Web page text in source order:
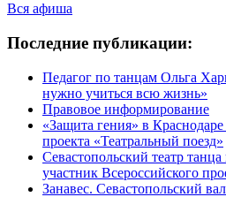
Вся афиша
Последние публикации:
Педагог по танцам Ольга
нужно учиться всю жизнь»
Правовое информирование
«Защита гения» в
проекта «Театральный поезд»
Севастопольский театр
участник Всероссийского
Занавес. Севастопольский